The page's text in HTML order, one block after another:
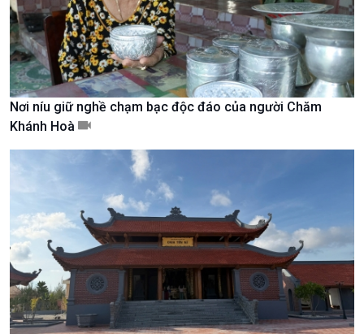
Xã hội
Tin Đời sống & Xã hội
360 độ Sức khỏe
Khoa học & Công nghệ
Tin Khoa học & Công nghệ
Kết nối công nghệ
Nơi níu giữ nghề chạm bạc độc đáo của người Chăm
Khánh Hoà